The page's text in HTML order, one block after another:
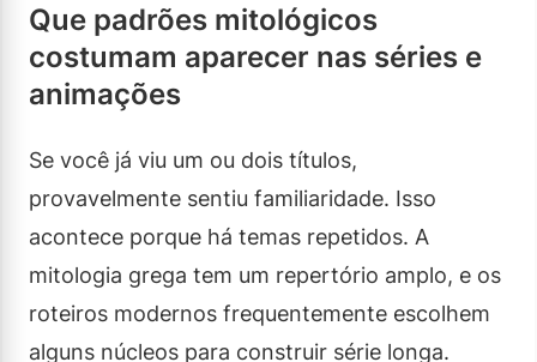
Que padrões mitológicos
costumam aparecer nas séries e
animações
Se você já viu um ou dois títulos,
provavelmente sentiu familiaridade. Isso
acontece porque há temas repetidos. A
mitologia grega tem um repertório amplo, e os
roteiros modernos frequentemente escolhem
alguns núcleos para construir série longa.